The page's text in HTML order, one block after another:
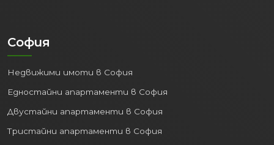
Добре развита пътна мрежа:
до други големи градове и курорти
в страната.
2. Процъфтяваща
икономика и пазар на труда:
София
Недвижими имоти в София
Едностайни апартаменти в София
Двустайни апартаменти в София
Тристайни апартаменти в София